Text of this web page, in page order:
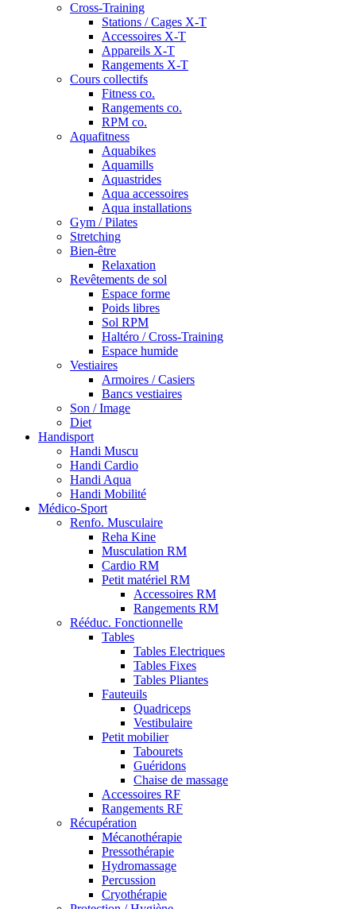
Cross-Training
Stations / Cages X-T
Accessoires X-T
Appareils X-T
Rangements X-T
Cours collectifs
Fitness co.
Rangements co.
RPM co.
Aquafitness
Aquabikes
Aquamills
Aquastrides
Aqua accessoires
Aqua installations
Gym / Pilates
Stretching
Bien-être
Relaxation
Revêtements de sol
Espace forme
Poids libres
Sol RPM
Haltéro / Cross-Training
Espace humide
Vestiaires
Armoires / Casiers
Bancs vestiaires
Son / Image
Diet
Handisport
Handi Muscu
Handi Cardio
Handi Aqua
Handi Mobilité
Médico-Sport
Renfo. Musculaire
Reha Kine
Musculation RM
Cardio RM
Petit matériel RM
Accessoires RM
Rangements RM
Rééduc. Fonctionnelle
Tables
Tables Electriques
Tables Fixes
Tables Pliantes
Fauteuils
Quadriceps
Vestibulaire
Petit mobilier
Tabourets
Guéridons
Chaise de massage
Accessoires RF
Rangements RF
Récupération
Mécanothérapie
Pressothérapie
Hydromassage
Percussion
Cryothérapie